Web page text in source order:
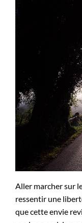
Aller marcher sur
ressentir une
que cette envie